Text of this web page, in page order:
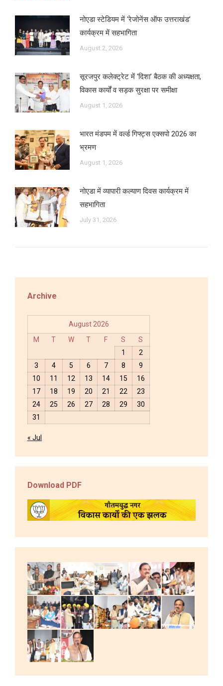
नोएडा स्टेडियम में ‘रेजोनेंस ऑफ उत्तराखंड’
कार्यक्रम में सहभागिता
August 2, 2026
सूरजपुर कलेक्ट्रेट में ‘दिशा’ बैठक की अध्यक्षता,
विकास कार्यों व सड़क सुरक्षा पर समीक्षा
August 1, 2026
भारत मंडपम में वर्ल्ड गिफ्ट्स एक्सपो 2026 का
भ्रमण
August 1, 2026
नोएडा में व्यापारी कल्याण दिवस कार्यक्रम में
सहभागिता
July 31, 2026
Archive
August 2026
M
T W T F S
S
1
2
3
4 5 6 7 8
9
10
11 12 13 14 15
16
17
18 19 20 21 22
23
24
25 26 27 28 29
30
31
« Jul
Download PDF